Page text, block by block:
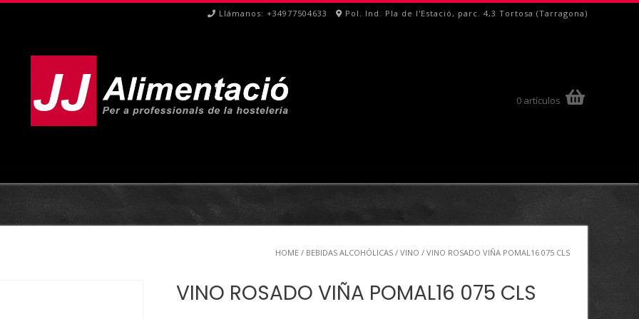
Llámanos: +34977504633 Pol. Ind. Pla de l'Estació, parc. 4,3 Tortosa (Tarragona)
0 artículos
HOME / BEBIDAS ALCOHÓLICAS / VINO / VINO ROSADO VIÑA POMAL16 075 CLS
VINO ROSADO VIÑA POMAL16 075 CLS